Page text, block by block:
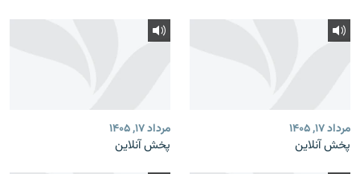
مرداد ۱۷, ۱۴۰۵
پخش آنلاین
مرداد ۱۷, ۱۴۰۵
پخش آنلاین